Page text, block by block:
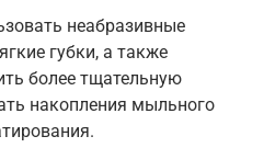
неабразивные
губки, а также
более тщательную
накопления мыльного